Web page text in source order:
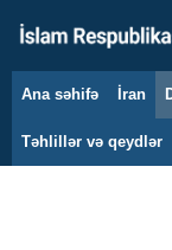
Ana səhifə İran
Təhlillər və qeydlər